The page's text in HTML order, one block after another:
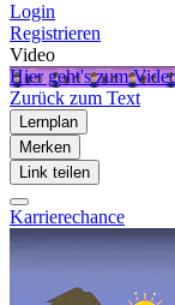
Login
Registrieren
Video
Hier geht's zum
Zurück zum Text
Lernplan
Merken
Link teilen
Karrierechance